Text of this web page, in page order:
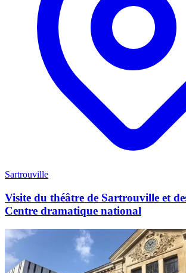
Sartrouville
Visite du théâtre de Sartrouville et
Centre dramatique national